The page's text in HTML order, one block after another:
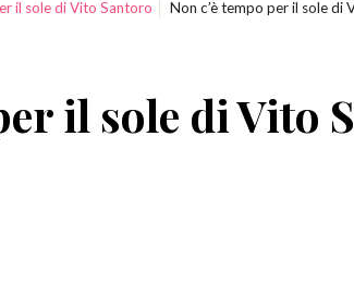
il sole di Vito Santoro Non c’è tempo per il sole di
il sole di Vito